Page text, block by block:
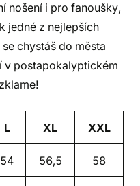
nošení i pro fanoušky,
jedné z nejlepších
chystáš do města
v postapokalyptickém
L XL XXL
54 56,5 58